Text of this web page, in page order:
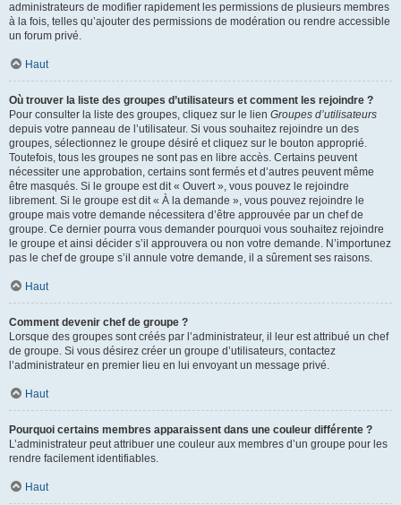
administrateurs de modifier rapidement les permissions de plusieurs membres
à la fois, telles qu’ajouter des permissions de modération ou rendre accessible
un forum privé.
Haut
Où trouver la liste des groupes d’utilisateurs et comment les rejoindre ?
Pour consulter la liste des groupes, cliquez sur le lien Groupes d’utilisateurs
depuis votre panneau de l’utilisateur. Si vous souhaitez rejoindre un des
groupes, sélectionnez le groupe désiré et cliquez sur le bouton approprié.
Toutefois, tous les groupes ne sont pas en libre accès. Certains peuvent
nécessiter une approbation, certains sont fermés et d’autres peuvent même
être masqués. Si le groupe est dit « Ouvert », vous pouvez le rejoindre
librement. Si le groupe est dit « À la demande », vous pouvez rejoindre le
groupe mais votre demande nécessitera d’être approuvée par un chef de
groupe. Ce dernier pourra vous demander pourquoi vous souhaitez rejoindre
le groupe et ainsi décider s’il approuvera ou non votre demande. N’importunez
pas le chef de groupe s’il annule votre demande, il a sûrement ses raisons.
Haut
Comment devenir chef de groupe ?
Lorsque des groupes sont créés par l’administrateur, il leur est attribué un chef
de groupe. Si vous désirez créer un groupe d’utilisateurs, contactez
l’administrateur en premier lieu en lui envoyant un message privé.
Haut
Pourquoi certains membres apparaissent dans une couleur différente ?
L’administrateur peut attribuer une couleur aux membres d’un groupe pour les
rendre facilement identifiables.
Haut